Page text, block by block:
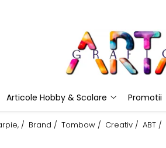
Articole Hobby & Scolare Promotii
/ Brand / Tombow / Creativ / ABT /